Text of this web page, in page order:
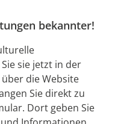
bekannter!
sie jetzt in der
über die Website
Sie direkt zu
Dort geben Sie